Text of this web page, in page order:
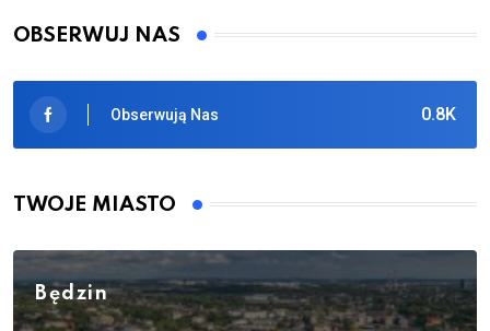
OBSERWUJ NAS
0.8K
Obserwują Nas
TWOJE MIASTO
Będzin